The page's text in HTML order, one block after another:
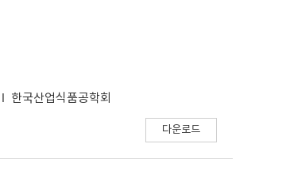
한국산업식품공학회
다운로드